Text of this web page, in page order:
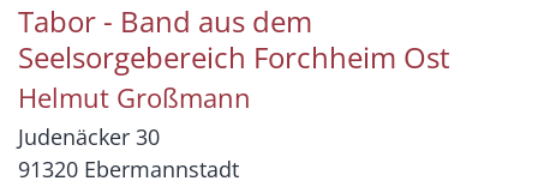
Tabor - Band aus dem
Seelsorgebereich Forchheim Ost
Helmut Großmann
Judenäcker 30
91320 Ebermannstadt